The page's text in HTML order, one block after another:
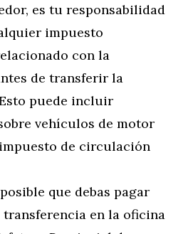
es tu responsabilidad
impuesto
con la
de transferir la
puede incluir
vehículos de motor
de circulación
que debas pagar
transferencia en la oficina